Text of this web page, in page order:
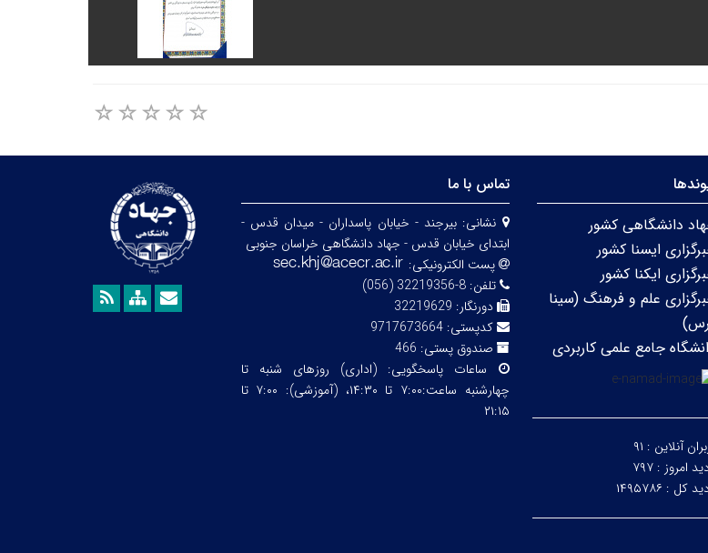
دانشگاهی کشور
ایسنا کشور
ایکنا کشور
علم و فرهنگ (سینا
جامع علمی کاربردی
آنلاین : ۹۱
امروز : ۷۹۷
کل : ۱۴۹۵۷۸۶
تماس با ما
نشانی: بیرجند - خیابان پاسداران - میدان قدس -
ابتدای خیابان قدس - جهاد دانشگاهی خراسان جنوبی
پست الکترونیکی:
تلفن:8-32219356 (056)
دورنگار: 32219629
کدپستی:9717673664
صندوق پستی: 466
ساعات پاسخگویی: (اداری) روزهای شنبه تا
چهارشنبه ساعت:۷:۰۰ تا ۱۴:۳۰، (آموزشی): ۷:۰۰ تا
۲۱:۱۵